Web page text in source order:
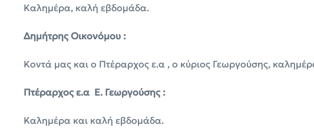
Καλημέρα, καλή εβδομάδα.
Δημήτρης Οικονόμου :
Κοντά μας και ο Πτέραρχος ε.α , ο κύριος Γεωργούσης,
Πτέραρχος ε.α Ε. Γεωργούσης :
Καλημέρα και καλή εβδομάδα.